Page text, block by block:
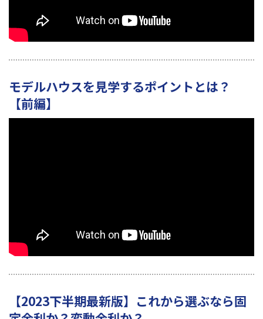
モデルハウスを見学するポイントとは？
【前編】
【2023下半期最新版】これから選ぶなら固